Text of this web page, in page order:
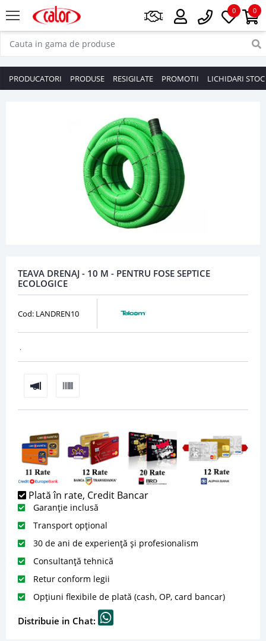
0
0
PRODUCATORI PRODUSE RESIGILATE PROMOTII LICHIDARI STOC
TEAVA DRENAJ - 10 M - PENTRU FOSE SEPTICE
ECOLOGICE
Cod: LANDREN10
.
Plată în rate, Credit Bancar
Garanție inclusă
Transport opțional
30 de ani de experiență și profesionalism
Consultanță tehnică
Retur conform legii
Opțiuni flexibile de plată (cash, OP, card bancar)
Distribuie in Chat: